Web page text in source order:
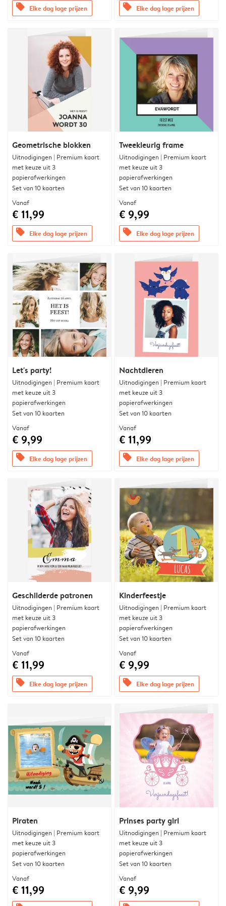
offers Elke dag lage prijzen offers Elke dag lage prijzen
Geometrische blokken
Uitnodigingen | Premium kaart
met keuze uit 3
papierafwerkingen
Set van 10 kaarten
Vanaf
€ 11,99
offers Elke dag lage prijzen
Tweekleurig frame
Uitnodigingen | Premium kaart
met keuze uit 3
papierafwerkingen
Set van 10 kaarten
Vanaf
€ 9,99
offers Elke dag lage prijzen
Let's party!
Uitnodigingen | Premium kaart
met keuze uit 3
papierafwerkingen
Set van 10 kaarten
Vanaf
€ 9,99
offers Elke dag lage prijzen
Nachtdieren
Uitnodigingen | Premium kaart
met keuze uit 3
papierafwerkingen
Set van 10 kaarten
Vanaf
€ 11,99
offers Elke dag lage prijzen
Geschilderde patronen
Uitnodigingen | Premium kaart
met keuze uit 3
papierafwerkingen
Set van 10 kaarten
Vanaf
€ 11,99
offers Elke dag lage prijzen
Kinderfeestje
Uitnodigingen | Premium kaart
met keuze uit 3
papierafwerkingen
Set van 10 kaarten
Vanaf
€ 9,99
offers Elke dag lage prijzen
Piraten
Uitnodigingen | Premium kaart
met keuze uit 3
papierafwerkingen
Set van 10 kaarten
Vanaf
€ 11,99
Prinses party girl
Uitnodigingen | Premium kaart
met keuze uit 3
papierafwerkingen
Set van 10 kaarten
Vanaf
€ 9,99